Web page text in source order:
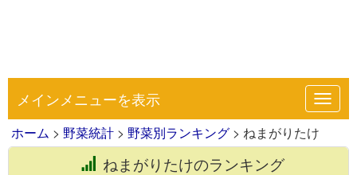
メインメニューを表示
ホーム > 野菜統計 > 野菜別ランキング > ねまがりたけ
ねまがりたけのランキング